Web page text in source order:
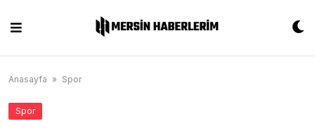
content
Anasayfa » Spor
Spor